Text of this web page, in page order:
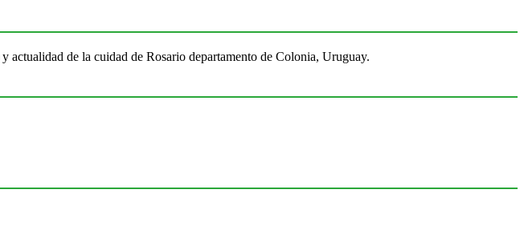
de la cuidad de Rosario departamento de Colonia, Uruguay.